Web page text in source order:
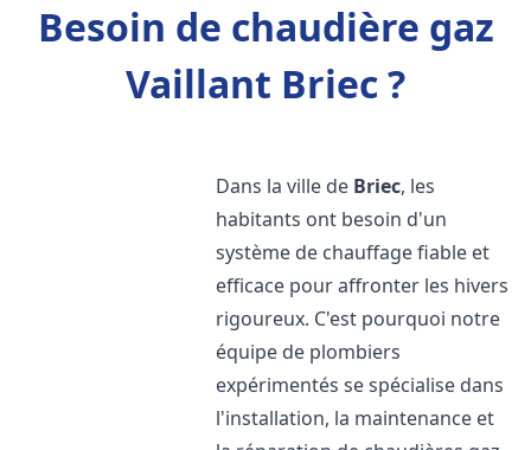
Besoin de chaudière gaz
Vaillant Briec ?
Dans la ville de Briec, les
habitants ont besoin d'un
système de chauffage fiable et
efficace pour affronter les hivers
rigoureux. C'est pourquoi notre
équipe de plombiers
expérimentés se spécialise dans
l'installation, la maintenance et